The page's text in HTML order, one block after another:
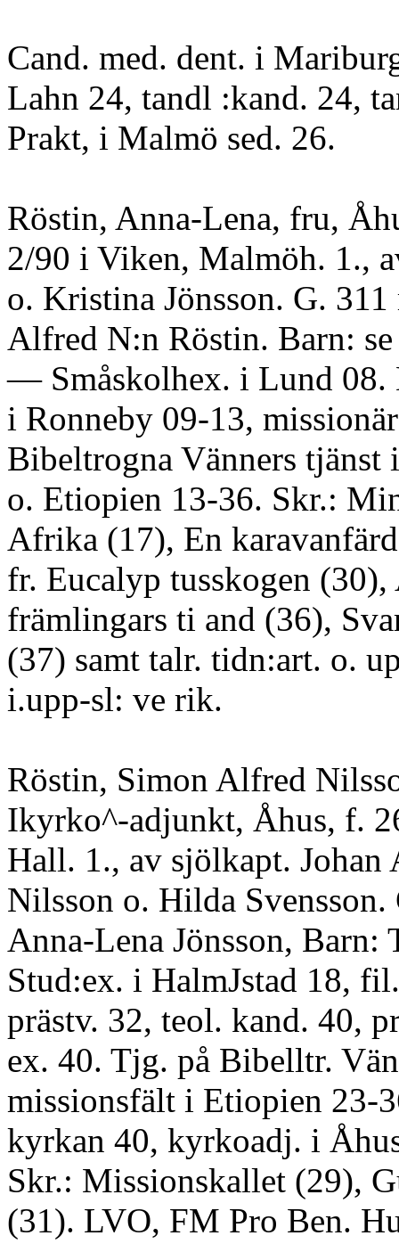
Cand. med. dent. i
Lahn 24, tandl :kand. 24,
Prakt, i Malmö sed. 26.
Röstin, Anna-Lena, fru,
2/90 i Viken, Malmöh. 1.,
o. Kristina Jönsson. G.
Alfred N:n Röstin. Barn: se
— Småskolhex. i Lund 08.
i Ronneby 09-13,
Bibeltrogna Vänners tjänst
o. Etiopien 13-36. Skr.:
Afrika (17), En
fr. Eucalyp tusskogen
främlingars ti and (36),
(37) samt talr. tidn:art. o.
i.upp-sl: ve rik.
Röstin, Simon Alfred
Ikyrko^-adjunkt, Åhus, f.
Hall. 1., av sjölkapt. Johan
Nilsson o. Hilda Svensson.
Anna-Lena Jönsson,
Stud:ex. i HalmJstad 18,
prästv. 32, teol. kand. 40,
ex. 40. Tjg. på Bibelltr.
missionsfält i Etiopien 23-
kyrkan 40, kyrkoadj. i
Skr.: Missionskallet (29),
(31). LVO, FM Pro Ben.